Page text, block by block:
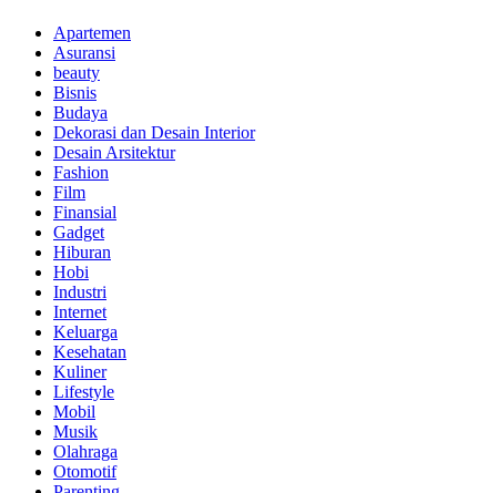
Apartemen
Asuransi
beauty
Bisnis
Budaya
Dekorasi dan Desain Interior
Desain Arsitektur
Fashion
Film
Finansial
Gadget
Hiburan
Hobi
Industri
Internet
Keluarga
Kesehatan
Kuliner
Lifestyle
Mobil
Musik
Olahraga
Otomotif